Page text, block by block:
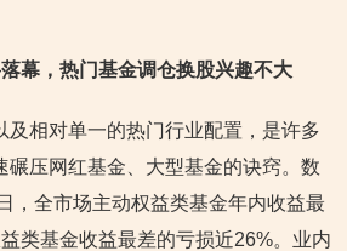
幕，热门基金调仓换股兴趣不大
及相对单一的热门行业配置，是许多
碾压网红基金、大型基金的诀窍。数
，全市场主动权益类基金年内收益最
类基金收益最差的亏损近26%。业内